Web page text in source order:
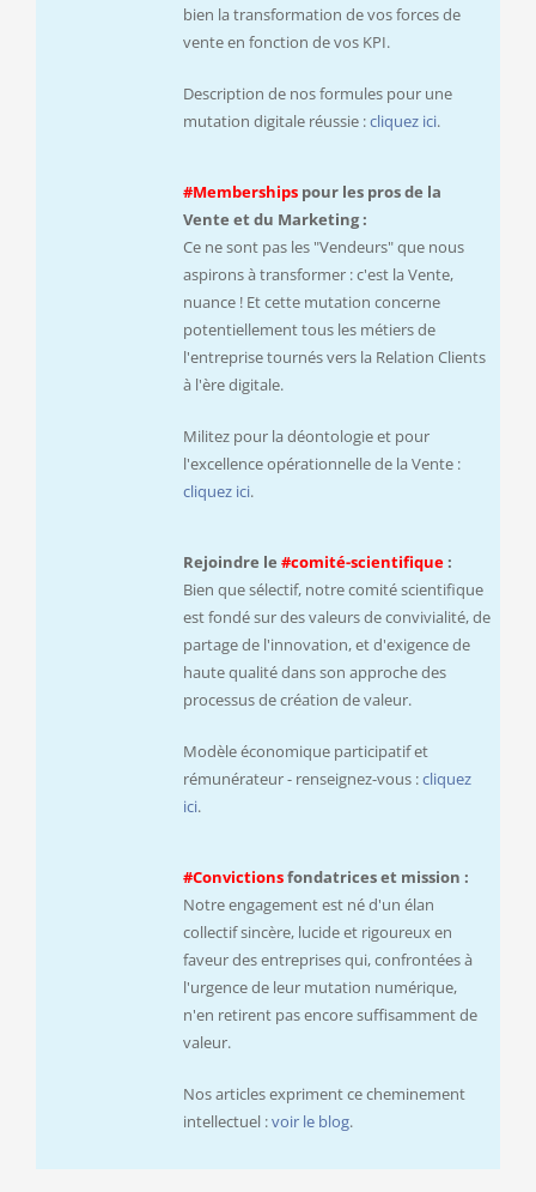
bien la transformation de vos forces de
vente en fonction de vos KPI.
Description de nos formules pour une
mutation digitale réussie :cliquez ici.
#Memberships pour les pros de la
Vente et du Marketing :
Ce ne sont pas les "Vendeurs" que nous
aspirons à transformer : c'est la Vente,
nuance ! Et cette mutation concerne
potentiellement tous les métiers de
l'entreprise tournés vers la Relation Clients
à l'ère digitale.
Militez pour la déontologie et pour
l'excellence opérationnelle de la Vente :
cliquez ici.
Rejoindre le #comité-scientifique :
Bien que sélectif, notre comité scientifique
est fondé sur des valeurs de convivialité, de
partage de l'innovation, et d'exigence de
haute qualité dans son approche des
processus de création de valeur.
Modèle économique participatif et
rémunérateur - renseignez-vous :cliquez
ici.
#Convictionsfondatrices et mission :
Notre engagement est né d'un élan
collectif sincère, lucide et rigoureux en
faveur des entreprises qui, confrontées à
l'urgence de leur mutation numérique,
n'en retirent pas encore suffisamment de
valeur.
Nos articles expriment ce cheminement
intellectuel :voir le blog.